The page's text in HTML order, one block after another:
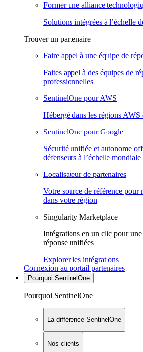
Former une alliance
Solutions intégrées à l’échelle
Trouver un partenaire
Faire appel à une équipe de
Faites appel à des équipes de
professionnelles
SentinelOne pour AWS
Hébergé dans les régions AWS
SentinelOne pour Google
Sécurité unifiée et autonome
défenseurs à l’échelle mondiale
Localisateur de partenaires
Votre source de référence pour
dans votre région
Singularity Marketplace
Intégrations en un clic pour
réponse unifiées
Explorer les intégrations
Connexion au portail partenaires
Pourquoi SentinelOne
Pourquoi SentinelOne
La différence SentinelOne
Nos clients